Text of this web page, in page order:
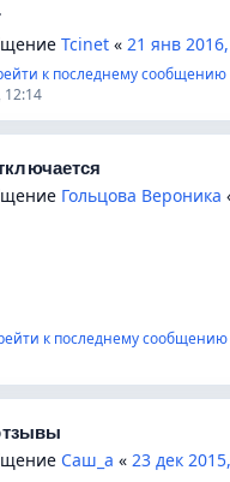
Tcinet « 21 янв
к последнему сообщению
12:14
Гольцова Вероника
к последнему сообщению
Саш_а « 23 дек